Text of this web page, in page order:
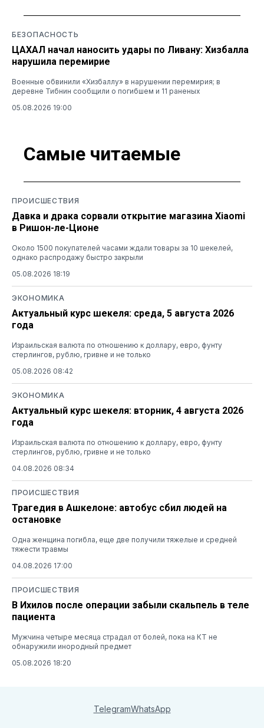
БЕЗОПАСНОСТЬ
ЦАХАЛ начал наносить удары по Ливану: Хизбалла
нарушила перемирие
Военные обвинили «Хизбаллу» в нарушении перемирия; в
деревне Тибнин сообщили о погибшем и 11 раненых
05.08.2026 19:00
Самые читаемые
ПРОИСШЕСТВИЯ
Давка и драка сорвали открытие магазина Xiaomi
в Ришон-ле-Ционе
Около 1500 покупателей часами ждали товары за 10 шекелей,
однако распродажу быстро закрыли
05.08.2026 18:19
ЭКОНОМИКА
Актуальный курс шекеля: среда, 5 августа 2026
года
Израильская валюта по отношению к доллару, евро, фунту
стерлингов, рублю, гривне и не только
05.08.2026 08:42
ЭКОНОМИКА
Актуальный курс шекеля: вторник, 4 августа 2026
года
Израильская валюта по отношению к доллару, евро, фунту
стерлингов, рублю, гривне и не только
04.08.2026 08:34
ПРОИСШЕСТВИЯ
Трагедия в Ашкелоне: автобус сбил людей на
остановке
Одна женщина погибла, еще две получили тяжелые и средней
тяжести травмы
04.08.2026 17:00
ПРОИСШЕСТВИЯ
В Ихилов после операции забыли скальпель в теле
пациента
Мужчина четыре месяца страдал от болей, пока на КТ не
обнаружили инородный предмет
05.08.2026 18:20
TelegramWhatsApp